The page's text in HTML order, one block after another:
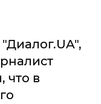
"Диалог.UA",
что в